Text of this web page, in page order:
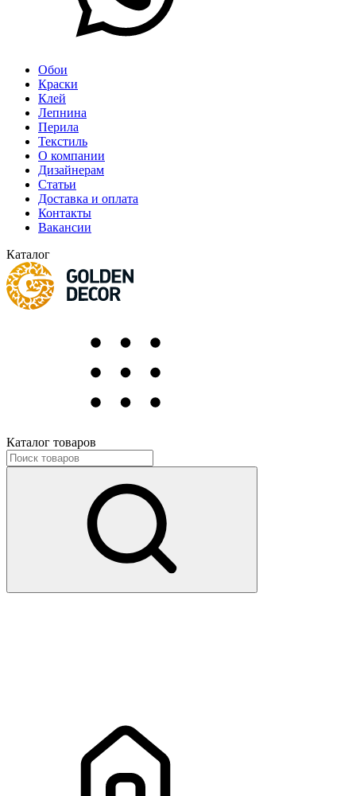
Обои
Краски
Клей
Лепнина
Перила
Текстиль
О компании
Дизайнерам
Статьи
Доставка и оплата
Контакты
Вакансии
Каталог
Каталог товаров